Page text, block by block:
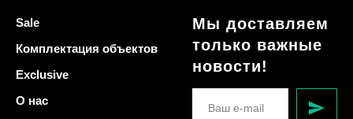
Sale
Комплектация объектов
Exclusive
О нас
Мы доставляем
только важные
новости!